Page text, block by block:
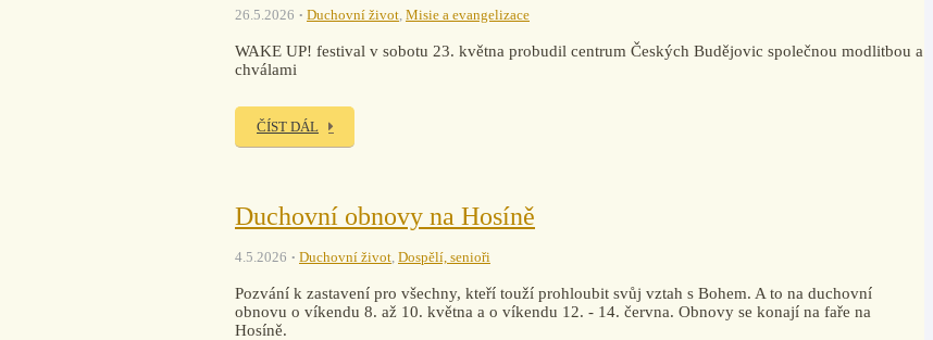
26.5.2026 Duchovní život, Misie a evangelizace
WAKE UP! festival v sobotu 23. května probudil centrum Českých Budějovic společnou modlitbou a
chválami
ČÍST DÁL
Duchovní obnovy na Hosíně
4.5.2026 Duchovní život, Dospělí, senioři
Pozvání k zastavení pro všechny, kteří touží prohloubit svůj vztah s Bohem. A to na duchovní
obnovu o víkendu 8. až 10. května a o víkendu 12. - 14. června. Obnovy se konají na faře na
Hosíně.